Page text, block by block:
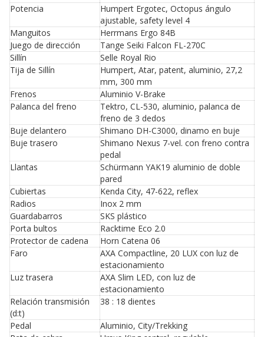
Potencia
Humpert Ergotec, Octopus ángulo
ajustable, safety level 4
Manguitos
Herrmans Ergo 84B
Juego de dirección
Tange Seiki Falcon FL-270C
Sillín
Selle Royal Rio
Tija de Sillín
Humpert, Atar, patent, aluminio, 27,2
mm, 300 mm
Frenos
Aluminio V-Brake
Palanca del freno
Tektro, CL-530, aluminio, palanca de
freno de 3 dedos
Buje delantero
Shimano DH-C3000, dinamo en buje
Buje trasero
Shimano Nexus 7-vel. con freno contra
pedal
Llantas
Schürmann YAK19 aluminio de doble
pared
Cubiertas
Kenda City, 47-622, reflex
Radios
Inox 2 mm
Guardabarros
SKS plástico
Porta bultos
Racktime Eco 2.0
Protector de cadena
Horn Catena 06
Faro
AXA Compactline, 20 LUX con luz de
estacionamiento
Luz trasera
AXA Slim LED, con luz de
estacionamiento
Relación transmisión
(d:t)
38 : 18 dientes
Pedal
Aluminio, City/Trekking